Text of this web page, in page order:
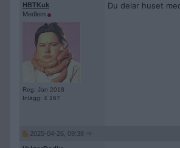
HBTKuk
Medlem
Reg: Jan 2018
Inlägg: 4 167
Du delar huset
2025-04-26, 09:38